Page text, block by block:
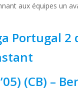
aux équipes un
Portugal 2
(CB) –